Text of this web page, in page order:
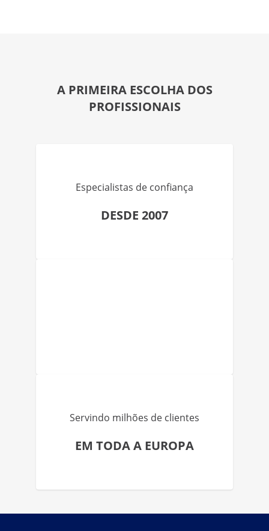
A PRIMEIRA ESCOLHA DOS
PROFISSIONAIS
Especialistas de confiança
DESDE 2007
Servindo milhões de clientes
EM TODA A EUROPA